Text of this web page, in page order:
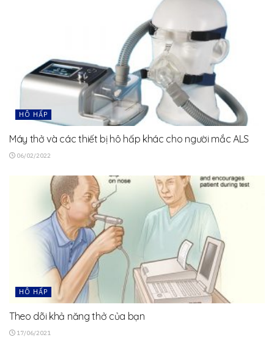
HÔ HẤP
Máy thở và các thiết bị hô hấp khác cho người mắc ALS
06/02/2022
HÔ HẤP
Theo dõi khả năng thở của bạn
17/06/2021